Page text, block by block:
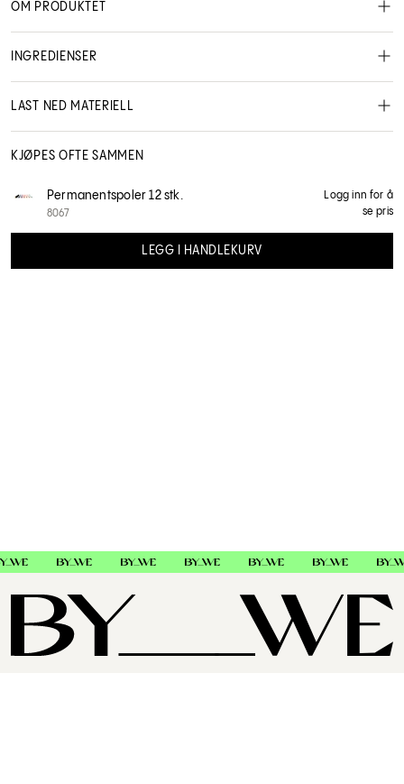
OM PRODUKTET
Schwarzkopf Professional Color
1314414
INGREDIENSER
LAST NED MATERIELL
MSDS - Safety data sheet
KJØPES OFTE SAMMEN
Permanentspoler 12 stk.
8067
Logg inn for å
se pris
LEGG I HANDLEKURV